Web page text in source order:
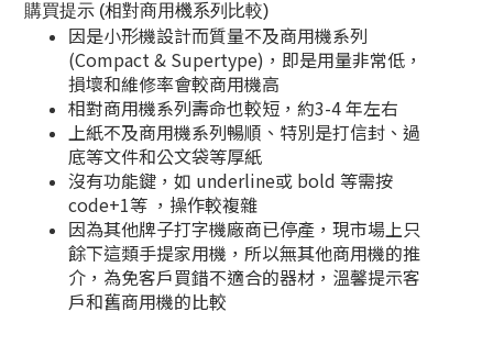
購買提示 (相對商用機系列比較)
因是小形機設計而質量不及商用機系列
(Compact & Supertype)，即是用量非常低，
損壞和維修率會較商用機高
相對商用機系列壽命也較短，約3-4 年左右
上紙不及商用機系列暢順、特別是打信封、過
底等文件和公文袋等厚紙
沒有功能鍵，如 underline或 bold 等需按
code+1等 ，操作較複雜
因為其他牌子打字機廠商已停產，現市場上只
餘下這類手提家用機，所以無其他商用機的推
介，為免客戶買錯不適合的器材，溫馨提示客
戶和舊商用機的比較